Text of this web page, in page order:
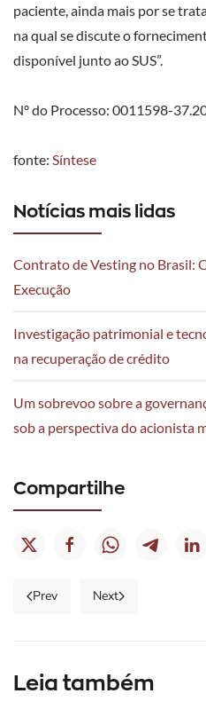
paciente, ainda mais por se
na qual se discute o
disponível junto ao SUS”.
Nº do Processo: 0011598-
fonte: Síntese
Notícias mais lidas
Contrato de Vesting no Brasil:
Execução
Investigação patrimonial e
na recuperação de crédito
Um sobrevoo sobre a
sob a perspectiva do acionista
Compartilhe
Prev Next
Leia também
Notícias